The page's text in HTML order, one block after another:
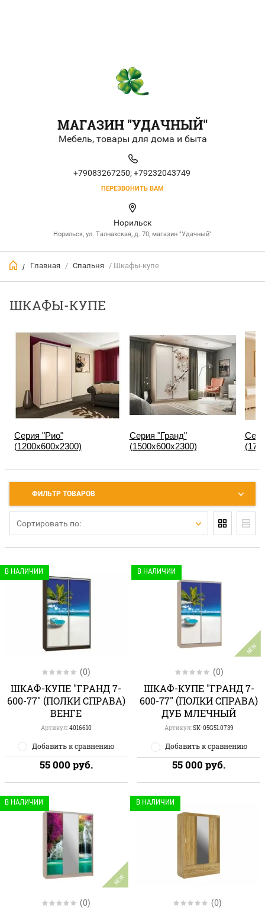
МАГАЗИН "УДАЧНЫЙ"
Мебель, товары для дома и быта
+79083267250; +79232043749
ПЕРЕЗВОНИТЬ ВАМ
Норильск
Норильск, ул. Талнахская, д. 70, магазин "Удачный"
/ Главная / Спальня / Шкафы-купе
ШКАФЫ-КУПЕ
Серия "Рио"
(1200х600х2300)
Серия "Гранд"
(1500х600х2300)
ФИЛЬТР ТОВАРОВ
Сортировать по:
В НАЛИЧИИ
(0)
ШКАФ-КУПЕ "ГРАНД 7-
600-77" (ПОЛКИ СПРАВА)
ВЕНГЕ
Артикул:4016610
Добавить к сравнению
55 000 руб.
NEW
В НАЛИЧИИ
(0)
ШКАФ-КУПЕ "ГРАНД 7-
600-77" (ПОЛКИ СПРАВА)
ДУБ МЛЕЧНЫЙ
Артикул:SK-05G51.0739
Добавить к сравнению
55 000 руб.
NEW
В НАЛИЧИИ
(0)
В НАЛИЧИИ
(0)